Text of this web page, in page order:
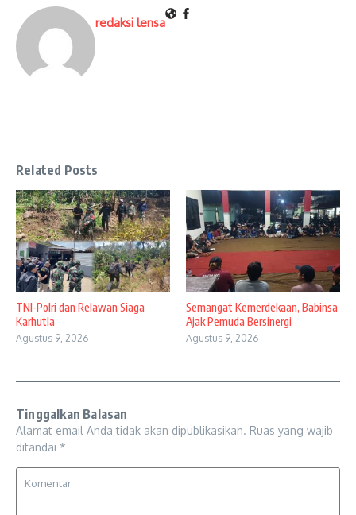
redaksi lensa
Related Posts
TNI-Polri dan Relawan Siaga
Karhutla
Agustus 9, 2026
Semangat Kemerdekaan, Babinsa
Ajak Pemuda Bersinergi
Agustus 9, 2026
Tinggalkan Balasan
Alamat email Anda tidak akan dipublikasikan. Ruas yang wajib
ditandai *